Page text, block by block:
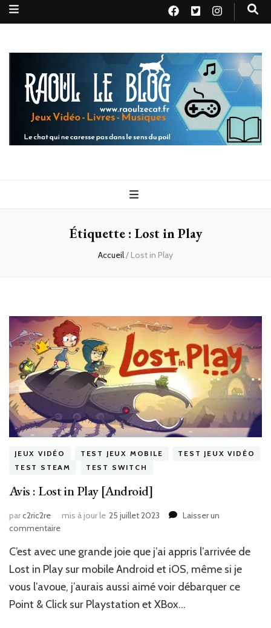
Raoul le
blog
Étiquette : Lost in Play
Accueil/ Lost in Play
JEUX VIDÉO TEST JEUX MOBILE
TEST JEUX VIDÉO
TEST STEAM
TEST SWITCH
Avis : Lost in Play [Android]
parc2ric2re mis à jour le 25 juillet 2023
Laisser un
commentairesur
:
Lost
in
Play
[Android]
C’est avec une grande joie que j’ai appris l’arrivée de
Lost in Play sur mobile Android et iOS, même si je
vous l’avoue, j’aurais aussi aimé voir débarquer ce
Point & Click sur Playstation et XBox…